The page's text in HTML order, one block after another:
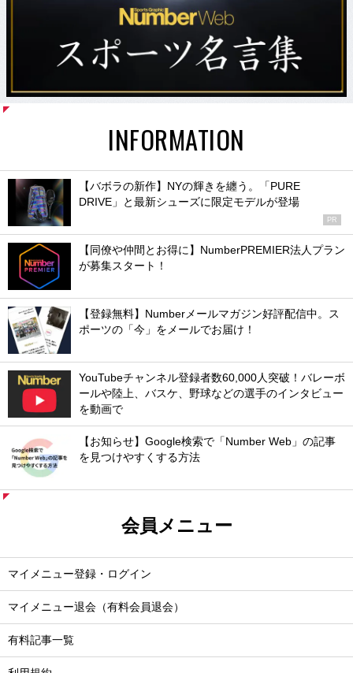
INFORMATION
【バボラの新作】NYの輝きを纏う。「PURE
DRIVE」と最新シューズに限定モデルが登場
PR
【同僚や仲間とお得に】NumberPREMIER法人プラン
が募集スタート！
【登録無料】Numberメールマガジン好評配信中。ス
ポーツの「今」をメールでお届け！
YouTubeチャンネル登録者数60,000人突破！バレーボ
ールや陸上、バスケ、野球などの選手のインタビュー
を動画で
【お知らせ】Google検索で「Number Web」の記事
を見つけやすくする方法
会員メニュー
マイメニュー登録・ログイン
マイメニュー退会（有料会員退会）
有料記事一覧